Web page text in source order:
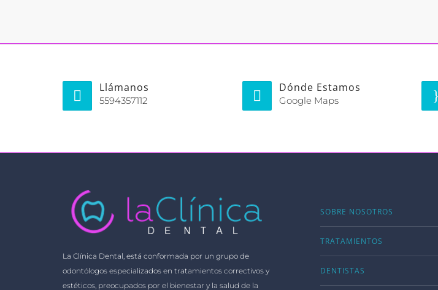
Llámanos
5594357112
Dónde Estamos
Google Maps
La Clínica Dental, está conformada por un grupo de
odontólogos especializados en tratamientos correctivos y
estéticos, preocupados por el bienestar y la salud de la
SOBRE NOSOTROS
TRATAMIENTOS
DENTISTAS